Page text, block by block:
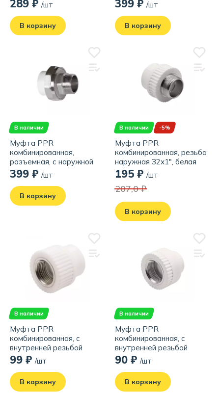
289 ₽ /шт
В корзину
399 ₽ /шт
В корзину
В наличии
Муфта PPR
комбинированная,
разъемная, с наружной
резьбой 32х1", белая
399 ₽ /шт
В корзину
В наличии -5%
Муфта PPR
комбинированная, резьба
наружная 32х1", белая
195 ₽ /шт
207,0 ₽
В корзину
В наличии
Муфта PPR
комбинированная, с
внутренней резьбой
20х1/2", белая
99 ₽ /шт
В корзину
В наличии
Муфта PPR
комбинированная, с
внутренней резьбой
20х3/4", белая
90 ₽ /шт
В корзину